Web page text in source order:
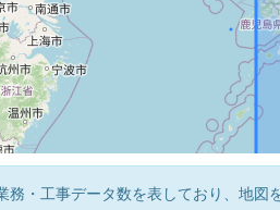
務・工事データ数を表しており、地図